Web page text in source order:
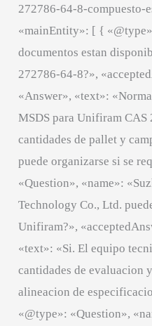
272786-64-8-compuesto-
«mainEntity»: [ {
documentos estan
272786-64-8?»,
«Answer», «text»:
MSDS para Unifiram CAS
cantidades de pallet y
puede organizarse si se
«Question», «name»:
Technology Co., Ltd.
Unifiram?»,
«text»: «Si. El equipo
cantidades de evaluacion
alineacion de
«@type»: «Question»,